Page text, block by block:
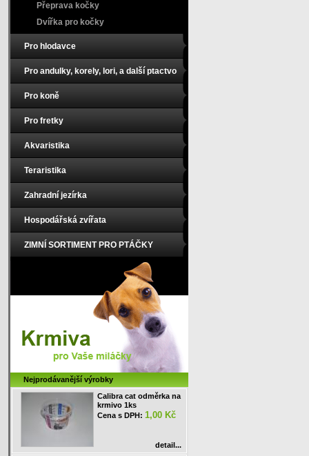
Přeprava kočky
Dvířka pro kočky
Pro hlodavce
Pro andulky, korely, lori, a další ptactvo
Pro koně
Pro fretky
Akvaristika
Teraristika
Zahradní jezírka
Hospodářská zvířata
ZIMNÍ SORTIMENT PRO PTÁČKY
Nejprodávanější výrobky
Calibra cat odměrka na
krmivo 1ks
Cena s DPH: 1,00 Kč
detail...